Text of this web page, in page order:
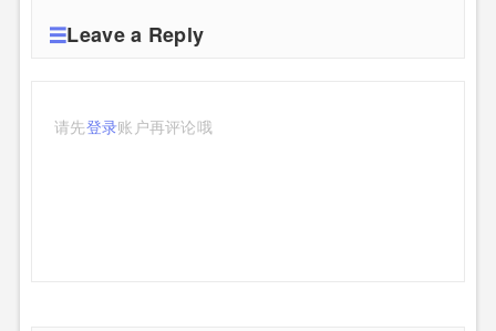
Leave a Reply
请先登录账户再评论哦